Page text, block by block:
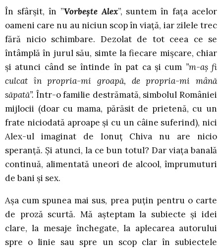
În sfârșit, în ”Vorbește Alex”, suntem în fața acelor
oameni care nu au niciun scop în viață, iar zilele trec
fără nicio schimbare. Dezolat de tot ceea ce se
întâmplă în jurul său, simte la fiecare mișcare, chiar
și atunci când se întinde în pat ca și cum ”m-aș fi
culcat în propria-mi groapă, de propria-mi mână
săpată”. Într-o familie destrămată, simbolul României
mijlocii (doar cu mama, părăsit de prietenă, cu un
frate niciodată aproape și cu un câine suferind), nici
Alex-ul imaginat de Ionuț Chiva nu are nicio
speranță. Și atunci, la ce bun totul? Dar viața banală
continuă, alimentată uneori de alcool, împrumuturi
de bani și sex.
Așa cum spunea mai sus, prea puțin pentru o carte
de proză scurtă. Mă așteptam la subiecte și idei
clare, la mesaje închegate, la aplecarea autorului
spre o linie sau spre un scop clar în subiectele